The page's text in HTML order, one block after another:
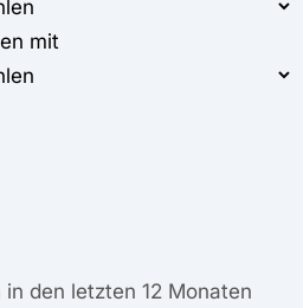
mit
den letzten 12 Monaten